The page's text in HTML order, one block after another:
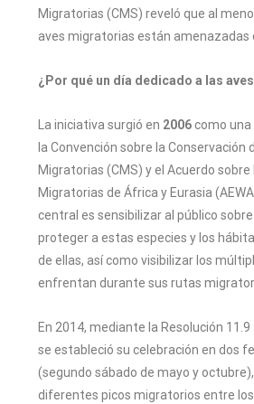
Migratorias (CMS) reveló que al
aves migratorias están amenazadas
¿Por qué un día dedicado a las
La iniciativa surgió en 2006 como
la Convención sobre la Conservación
Migratorias (CMS) y el Acuerdo
Migratorias de África y Eurasia
central es sensibilizar al público
proteger a estas especies y los
de ellas, así como visibilizar los
enfrentan durante sus rutas
En 2014, mediante la Resolución
se estableció su celebración en dos
(segundo sábado de mayo y
diferentes picos migratorios entre